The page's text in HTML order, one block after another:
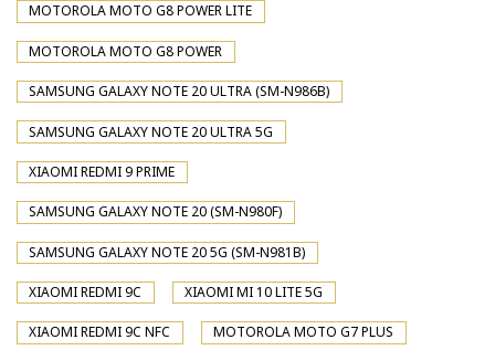
MOTOROLA MOTO G8 POWER LITE
MOTOROLA MOTO G8 POWER
SAMSUNG GALAXY NOTE 20 ULTRA (SM-N986B)
SAMSUNG GALAXY NOTE 20 ULTRA 5G
XIAOMI REDMI 9 PRIME
SAMSUNG GALAXY NOTE 20 (SM-N980F)
SAMSUNG GALAXY NOTE 20 5G (SM-N981B)
XIAOMI REDMI 9C XIAOMI MI 10 LITE 5G
XIAOMI REDMI 9C NFC MOTOROLA MOTO G7 PLUS